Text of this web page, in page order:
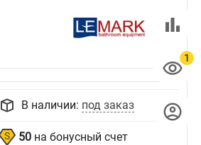
В наличии: под заказ
50 на бонусный счет